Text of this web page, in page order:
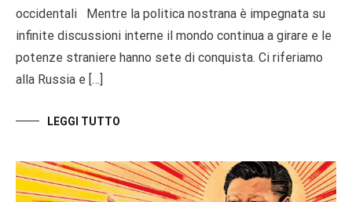
occidentali Mentre la politica nostrana è impegnata su
infinite discussioni interne il mondo continua a girare e le
potenze straniere hanno sete di conquista. Ci riferiamo
alla Russia e […]
LEGGI TUTTO